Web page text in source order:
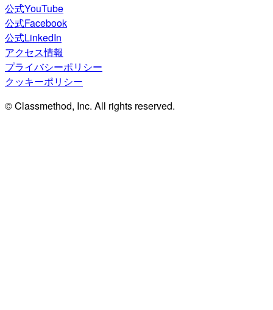
公式YouTube
公式Facebook
公式LinkedIn
アクセス情報
プライバシーポリシー
クッキーポリシー
© Classmethod, Inc. All rights reserved.